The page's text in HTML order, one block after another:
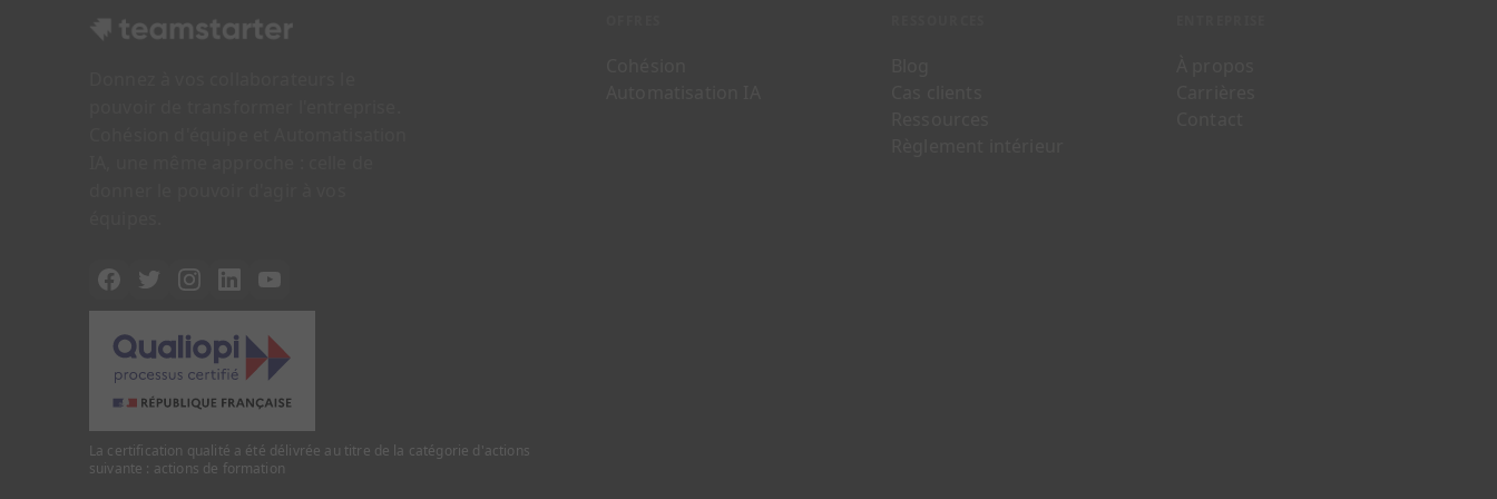
La certification qualité a été délivrée au titre de la catégorie d'actions
suivante : actions de formation